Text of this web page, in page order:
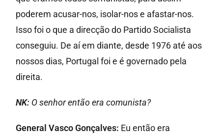
poderem acusar-nos, isolar-nos e afastar-nos.
Isso foi o que a direcção do Partido Socialista
conseguiu. De aí em diante, desde 1976 até aos
nossos dias, Portugal foi e é governado pela
direita.
NK: O senhor então era comunista?
General Vasco Gonçalves: Eu então era